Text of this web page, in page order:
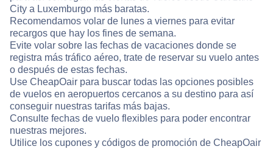
City a Luxemburgo más baratas.
Recomendamos volar de lunes a viernes para evitar
recargos que hay los fines de semana.
Evite volar sobre las fechas de vacaciones donde se
registra más tráfico aéreo, trate de reservar su vuelo antes
o después de estas fechas.
Use CheapOair para buscar todas las opciones posibles
de vuelos en aeropuertos cercanos a su destino para así
conseguir nuestras tarifas más bajas.
Consulte fechas de vuelo flexibles para poder encontrar
nuestras mejores.
Utilice los cupones y códigos de promoción de CheapOair